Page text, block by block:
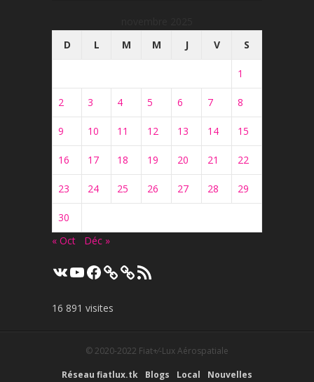
D
L M M J V S
1
2 3 4 5 6 7 8
9 10 11 12 13 14 15
16 17 18 19 20 21 22
23 24 25 26 27 28 29
30
« Oct
Déc »
VK YouTube
Facebook Flux
RSS
16 891 visites
© 2020-2022 Fiat+⁄-Lux Aérospatiale
Réseau fiatlux.tk
Blogs Local Nouvelles